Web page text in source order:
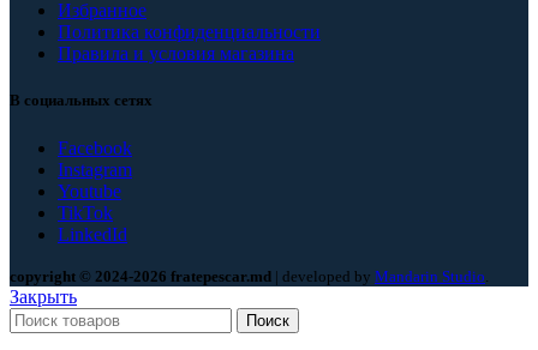
Избранное
Политика конфиденциальности
Правила и условия магазина
В социальных сетях
Facebook
Instagram
Youtube
TikTok
LinkedId
copyright © 2024-2026 fratepescar.md | developed by Mandarin Studio
Закрыть
Поиск